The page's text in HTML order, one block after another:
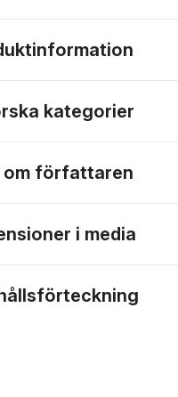
kategorier
om författaren
i media